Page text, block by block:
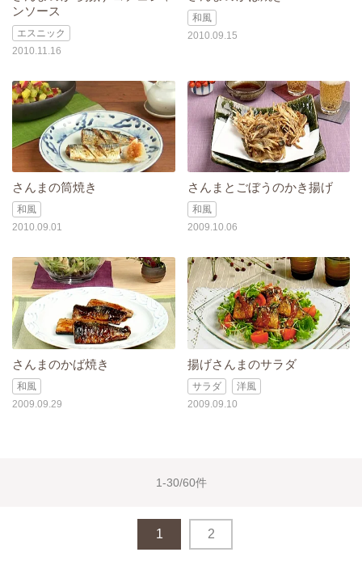
ンソース
エスニック
2010.11.16
和風
2010.09.15
さんまの筒焼き
和風
2010.09.01
さんまとごぼうのかき揚げ
和風
2009.10.06
さんまのかば焼き
和風
2009.09.29
揚げさんまのサラダ
サラダ
洋風
2009.09.10
1-30/60件
1 2